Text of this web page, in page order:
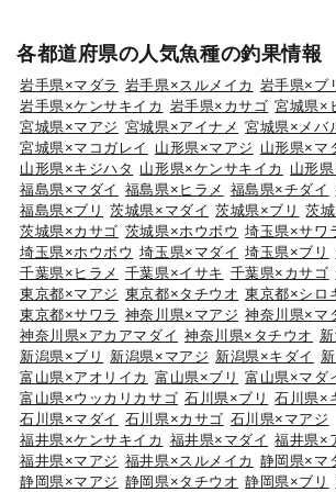
各都道府県の人気魚種の釣果情報
岩手県×マダラ 岩手県×スルメイカ 岩手県×ブ
岩手県×ケンサキイカ 岩手県×カサゴ 宮城県×
宮城県×マアジ 宮城県×アイナメ 宮城県×メバ
宮城県×マコガレイ
山形県×マアジ 山形県×マ
山形県×キジハタ 山形県×ケンサキイカ
山形
福島県×マダイ 福島県×ヒラメ 福島県×チダイ
福島県×ブリ
茨城県×マダイ 茨城県×ブリ
茨
茨城県×カサゴ 茨城県×ホウボウ 埼玉県×サワ
埼玉県×ホウボウ 埼玉県×マダイ 埼玉県×ブリ
千葉県×ヒラメ 千葉県×イサキ 千葉県×カサゴ
東京都×マアジ 東京都×タチウオ 東京都×シロ
東京都×サワラ 神奈川県×マアジ 神奈川県×マ
神奈川県×アカアマダイ 神奈川県×タチウオ
新潟県×ブリ
新潟県×マアジ 新潟県×キダイ
富山県×アオリイカ 富山県×ブリ 富山県×マダ
富山県×ウッカリカサゴ 石川県×ブリ
石川県×
石川県×マダイ 石川県×カサゴ 石川県×マアジ
福井県×ケンサキイカ 福井県×マダイ 福井県×
福井県×マアジ 福井県×スルメイカ 静岡県×マ
静岡県×マアジ 静岡県×タチウオ 静岡県×ブリ